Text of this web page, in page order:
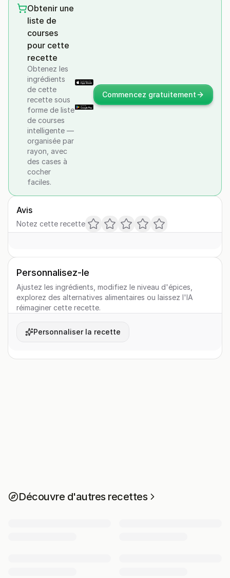
Obtenir une
liste de
courses
pour cette
recette
Obtenez les
ingrédients
de cette
recette sous
forme de liste
de courses
intelligente —
organisée par
rayon, avec
des cases à
cocher
faciles.
Commencez gratuitement
Avis
Notez cette recette
Personnalisez-le
Ajustez les ingrédients, modifiez le niveau d'épices,
explorez des alternatives alimentaires ou laissez l'IA
réimaginer cette recette.
Personnaliser la recette
Découvre d'autres recettes